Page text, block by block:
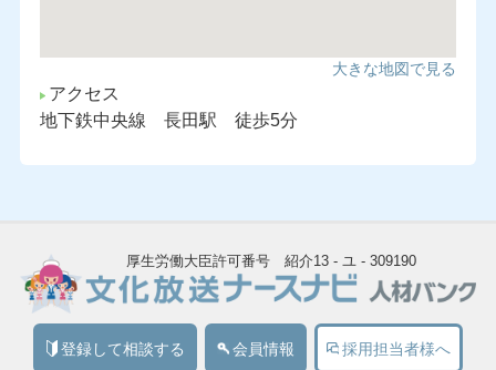
大きな地図で見る
アクセス
地下鉄中央線 長田駅 徒歩5分
厚生労働大臣許可番号 紹介13 - ユ - 309190
登録して相談する 会員情報 採用担当者様へ